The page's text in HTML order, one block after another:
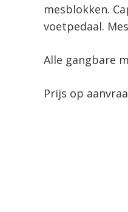
mesblokken.
voetpedaal.
Alle gangbare
Prijs op